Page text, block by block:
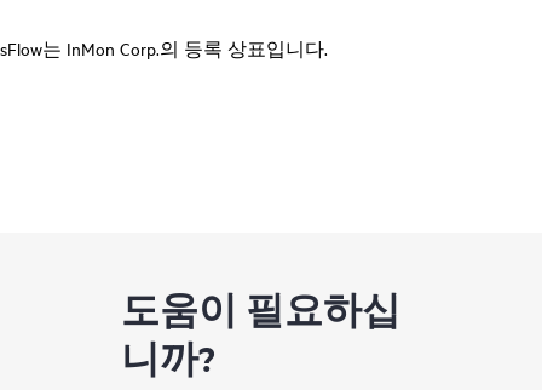
sFlow는 InMon Corp.의 등록 상표입니다.
도움이 필요하십
니까?